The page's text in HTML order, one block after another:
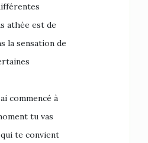
athée est de
la sensation de
commencé à
tu vas
te convient